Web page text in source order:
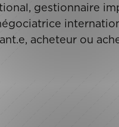
gestionnaire
acheteur ou